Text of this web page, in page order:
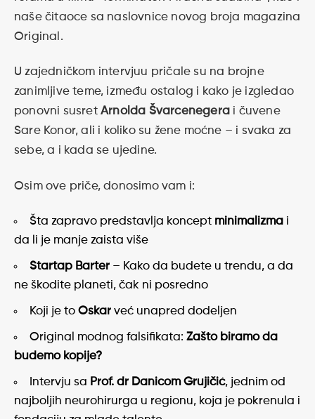
naše čitaoce sa naslovnice novog broja magazina
Original.
U zajedničkom intervjuu pričale su na brojne
zanimljive teme, između ostalog i kako je izgledao
ponovni susret Arnolda Švarcenegera i čuvene
Sare Konor, ali i koliko su žene moćne – i svaka za
sebe, a i kada se ujedine.
Osim ove priče, donosimo vam i:
Šta zapravo predstavlja koncept minimalizma i
da li je manje zaista više
Startap Barter– Kako da budete u trendu, a da
ne škodite planeti, čak ni posredno
Koji je to Oskar već unapred dodeljen
Original modnog falsifikata: Zašto biramo da
budemo kopije?
Intervju sa Prof. dr Danicom Grujičić, jednim od
najboljih neurohirurga u regionu, koja je pokrenula i